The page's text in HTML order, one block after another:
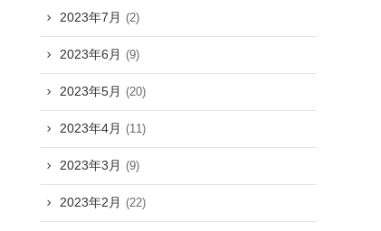
2023年7月 (2)
2023年6月 (9)
2023年5月 (20)
2023年4月 (11)
2023年3月 (9)
2023年2月 (22)